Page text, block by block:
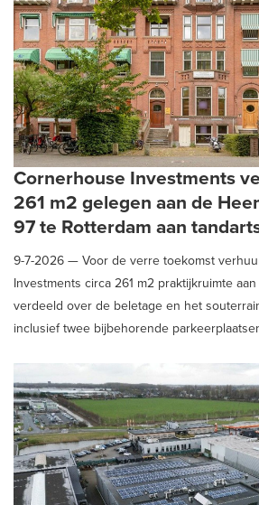
Cornerhouse Investments
261 m2 gelegen aan de
97 te Rotterdam aan
9-7-2026 — Voor de verre toekomst
Investments circa 261 m2 praktijkruimte
verdeeld over de beletage en het
inclusief twee bijbehorende